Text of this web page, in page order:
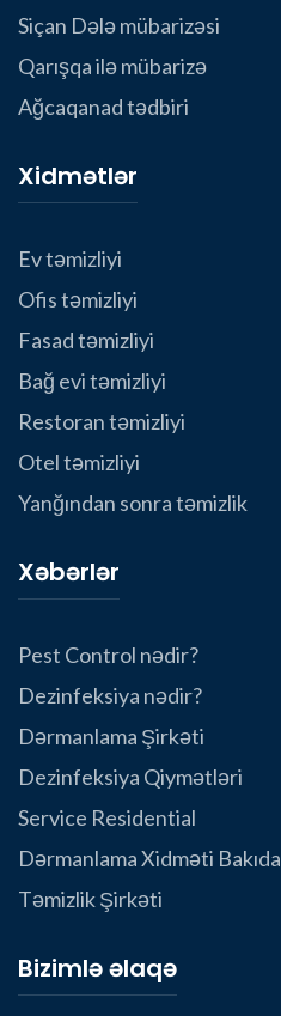
Siçan Dələ mübarizəsi
Qarışqa ilə mübarizə
Ağcaqanad tədbiri
Xidmətlər
Ev təmizliyi
Ofis təmizliyi
Fasad təmizliyi
Bağ evi təmizliyi
Restoran təmizliyi
Otel təmizliyi
Yanğından sonra təmizlik
Xəbərlər
Pest Control nədir?
Dezinfeksiya nədir?
Dərmanlama Şirkəti
Dezinfeksiya Qiymətləri
Service Residential
Dərmanlama Xidməti Bakıda
Təmizlik Şirkəti
Bizimlə əlaqə